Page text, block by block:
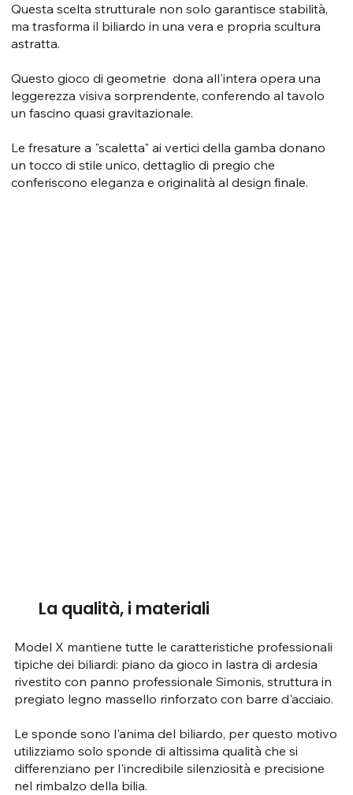
Questa scelta strutturale non solo garantisce stabilità,
ma trasforma il biliardo in una vera e propria scultura
astratta.
Questo gioco di geometrie dona all'intera opera una
leggerezza visiva sorprendente, conferendo al tavolo
un fascino quasi gravitazionale.
Le fresature a "scaletta" ai vertici della gamba donano
un tocco di stile unico, dettaglio di pregio che
conferiscono eleganza e originalità al design finale.
La qualità, i materiali
Model X mantiene tutte le caratteristiche professionali
tipiche dei biliardi: piano da gioco in lastra di ardesia
rivestito con panno professionale Simonis, struttura in
pregiato legno massello rinforzato con barre d'acciaio.
Le sponde sono l'anima del biliardo, per questo motivo
utilizziamo solo sponde di altissima qualità che si
differenziano per l'incredibile silenziosità e precisione
nel rimbalzo della bilia.